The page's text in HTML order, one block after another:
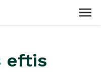
eftis